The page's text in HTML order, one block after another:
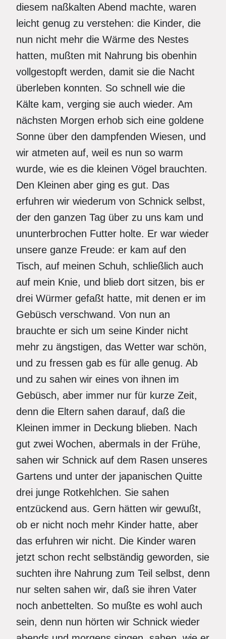
diesem naßkalten Abend machte, waren
leicht genug zu verstehen: die Kinder, die
nun nicht mehr die Wärme des Nestes
hatten, mußten mit Nahrung bis obenhin
vollgestopft werden, damit sie die Nacht
überleben konnten. So schnell wie die
Kälte kam, verging sie auch wieder. Am
nächsten Morgen erhob sich eine goldene
Sonne über den dampfenden Wiesen, und
wir atmeten auf, weil es nun so warm
wurde, wie es die kleinen Vögel brauchten.
Den Kleinen aber ging es gut. Das
erfuhren wir wiederum von Schnick selbst,
der den ganzen Tag über zu uns kam und
ununterbrochen Futter holte. Er war wieder
unsere ganze Freude: er kam auf den
Tisch, auf meinen Schuh, schließlich auch
auf mein Knie, und blieb dort sitzen, bis er
drei Würmer gefaßt hatte, mit denen er im
Gebüsch verschwand. Von nun an
brauchte er sich um seine Kinder nicht
mehr zu ängstigen, das Wetter war schön,
und zu fressen gab es für alle genug. Ab
und zu sahen wir eines von ihnen im
Gebüsch, aber immer nur für kurze Zeit,
denn die Eltern sahen darauf, daß die
Kleinen immer in Deckung blieben. Nach
gut zwei Wochen, abermals in der Frühe,
sahen wir Schnick auf dem Rasen unseres
Gartens und unter der japanischen Quitte
drei junge Rotkehlchen. Sie sahen
entzückend aus. Gern hätten wir gewußt,
ob er nicht noch mehr Kinder hatte, aber
das erfuhren wir nicht. Die Kinder waren
jetzt schon recht selbständig geworden, sie
suchten ihre Nahrung zum Teil selbst, denn
nur selten sahen wir, daß sie ihren Vater
noch anbettelten. So mußte es wohl auch
sein, denn nun hörten wir Schnick wieder